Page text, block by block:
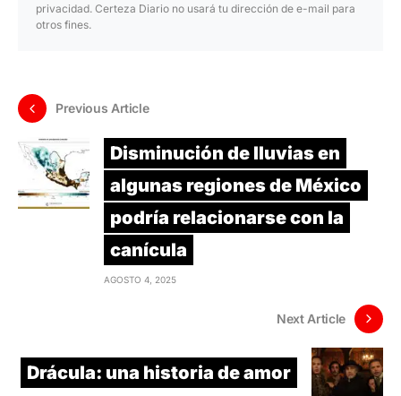
privacidad. Certeza Diario no usará tu dirección de e-mail para
otros fines.
Previous Article
Disminución de lluvias en
algunas regiones de México
podría relacionarse con la
canícula
AGOSTO 4, 2025
Next Article
Drácula: una historia de amor